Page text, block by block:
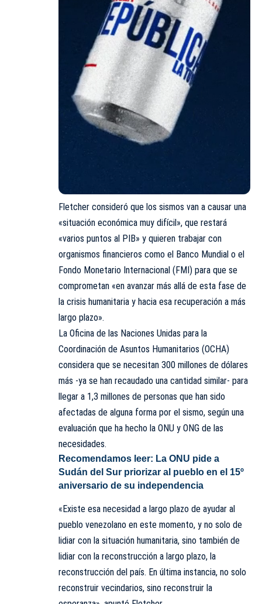
Fletcher consideró que los sismos van a causar una
«situación económica muy difícil», que restará
«varios puntos al PIB» y quieren trabajar con
organismos financieros como el Banco Mundial o el
Fondo Monetario Internacional (FMI) para que se
comprometan «en avanzar más allá de esta fase de
la crisis humanitaria y hacia esa recuperación a más
largo plazo».
La Oficina de las Naciones Unidas para la
Coordinación de Asuntos Humanitarios (OCHA)
considera que se necesitan 300 millones de dólares
más -ya se han recaudado una cantidad similar- para
llegar a 1,3 millones de personas que han sido
afectadas de alguna forma por el sismo, según una
evaluación que ha hecho la ONU y ONG de las
necesidades.
Recomendamos leer: La ONU pide a
Sudán del Sur priorizar al pueblo en el 15º
aniversario de su independencia
«Existe esa necesidad a largo plazo de ayudar al
pueblo venezolano en este momento, y no solo de
lidiar con la situación humanitaria, sino también de
lidiar con la reconstrucción a largo plazo, la
reconstrucción del país. En última instancia, no solo
reconstruir vecindarios, sino reconstruir la